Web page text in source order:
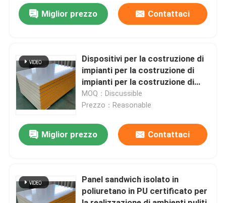
Giro della fabbrica
Contattici
Richieda una citazione
Edifici a struttura in acciaio
laboratorio di strutture in acciaio
Miglior prezzo Contattaci
Dispositivi per la costruzione di
impianti per la costruzione di
impianti per la costruzione di
edifici
MOQ：Discussible
Prezzo：Reasonable
Miglior prezzo Contattaci
Panel sandwich isolato in
poliuretano in PU certificato per